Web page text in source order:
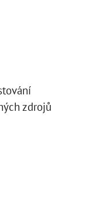
zdrojů